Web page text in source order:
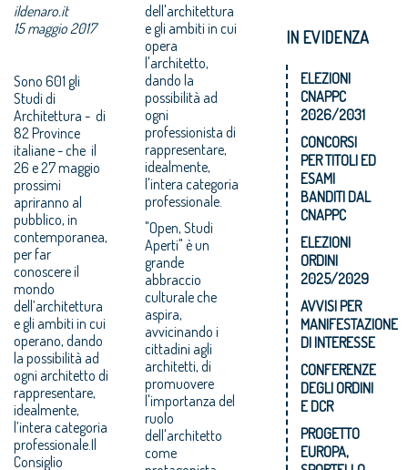
ildenaro.it
15 maggio 2017
Sono 601 gli
Studi di
Architettura - di
82 Province
italiane - che il
26 e 27 maggio
prossimi
apriranno al
pubblico, in
contemporanea,
per far
conoscere il
mondo
dell’architettura
e gli ambiti in cui
operano, dando
la possibilità ad
ogni architetto di
rappresentare,
idealmente,
l’intera categoria
professionale.Il
Consiglio
dell'architettura
e gli ambiti in cui
opera
l'architetto,
dando la
possibilità ad
ogni
professionista di
rappresentare,
idealmente,
l'intera categoria
professionale.
"Open, Studi
Aperti" è un
grande
abbraccio
culturale che
aspira,
avvicinando i
cittadini agli
architetti, di
promuovere
l'importanza del
ruolo
dell'architetto
come
IN EVIDENZA
ELEZIONI
CNAPPC
2026/2031
CONCORSI
PER TITOLI ED
ESAMI
BANDITI DAL
CNAPPC
ELEZIONI
ORDINI
2025/2029
AVVISI PER
MANIFESTAZIONE
DI INTERESSE
CONFERENZE
DEGLI ORDINI
E DCR
PROGETTO
EUROPA,